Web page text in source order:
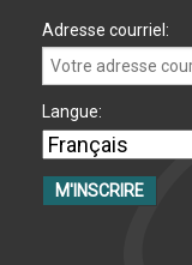
Adresse courriel:
Langue: